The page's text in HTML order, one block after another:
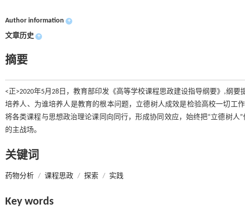
Author information +
文章历史 +
摘要
<正>2020年5月28日，教育部印发《高等学校课程思政建设指导纲要》,纲
培养人、为谁培养人是教育的根本问题，立德树人成效是检验高校一切工
将各类课程与思想政治理论课同向同行，形成协同效应，始终把“立德树人
的主战场。
关键词
药物分析 / 课程思政 / 探索 / 实践
Key words